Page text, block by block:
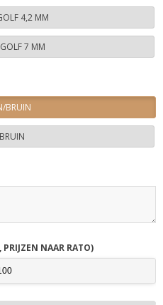
4,2 MM
7 MM
BRUIN
NAAR RATO)